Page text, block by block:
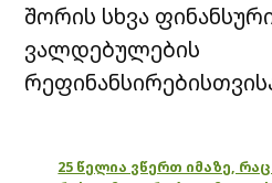
შორის სხვა
ვალდებულების
25 წელია ვწერთ იმაზე, რაც